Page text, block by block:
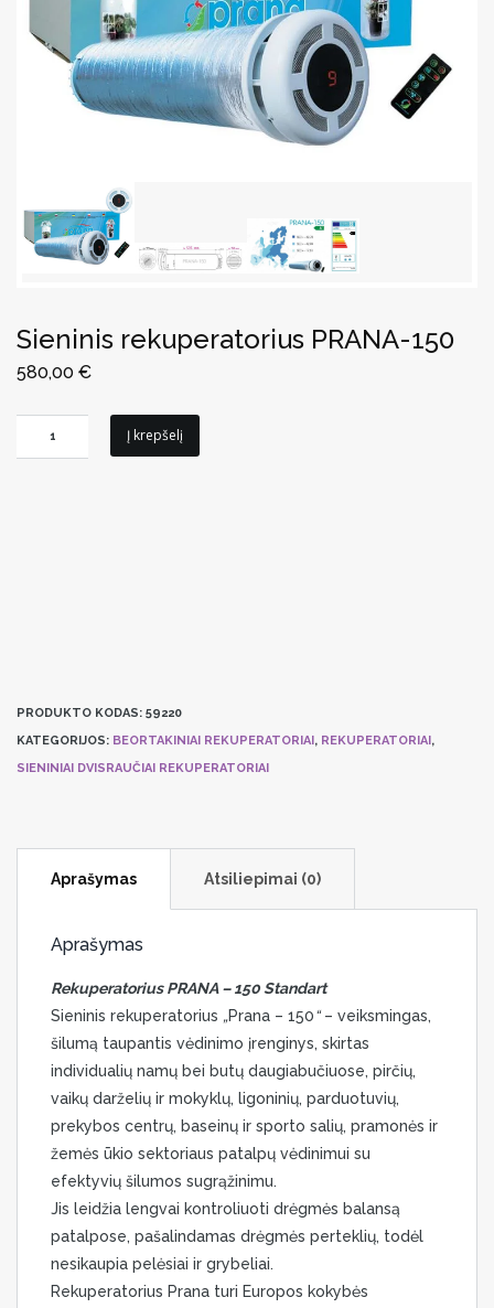
Sieninis rekuperatorius PRANA-150
580,00 €
kiekis:
Į krepšelį
PRODUKTO KODAS: 59220
KATEGORIJOS: BEORTAKINIAI REKUPERATORIAI, REKUPERATORIAI,
SIENINIAI DVISRAUČIAI REKUPERATORIAI
Aprašymas Atsiliepimai (0)
Aprašymas
Rekuperatorius PRANA – 150 Standart
Sieninis rekuperatorius „Prana – 150“– veiksmingas,
šilumą taupantis vėdinimo įrenginys, skirtas
individualių namų bei butų daugiabučiuose, pirčių,
vaikų darželių ir mokyklų, ligoninių, parduotuvių,
prekybos centrų, baseinų ir sporto salių, pramonės ir
žemės ūkio sektoriaus patalpų vėdinimui su
efektyvių šilumos sugrąžinimu.
Jis leidžia lengvai kontroliuoti drėgmės balansą
patalpose, pašalindamas drėgmės perteklių, todėl
nesikaupia pelėsiai ir grybeliai.
Rekuperatorius Prana turi Europos kokybės